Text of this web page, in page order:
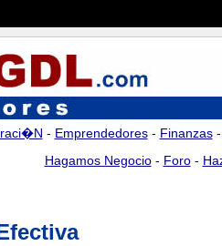
- Emprendedores- Finanzas
Hagamos Negocio- Foro-